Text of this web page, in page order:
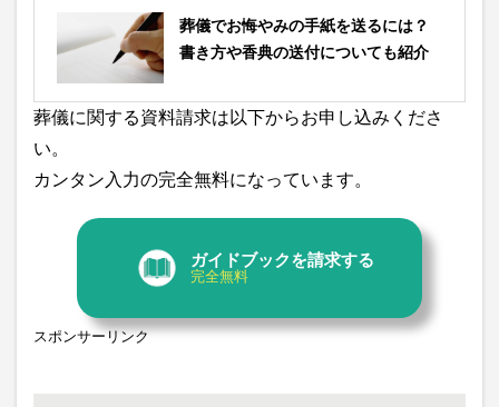
葬儀でお悔やみの手紙を送るには？
書き方や香典の送付についても紹介
葬儀に関する資料請求は以下からお申し込みくださ
い。
カンタン入力の完全無料になっています。
ガイドブックを請求する
完全無料
スポンサーリンク